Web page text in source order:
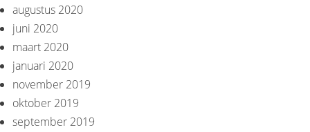
augustus 2020
juni 2020
maart 2020
januari 2020
november 2019
oktober 2019
september 2019